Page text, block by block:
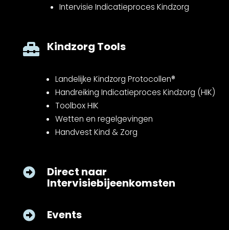
Intervisie Indicatieproces Kindzorg
 Kindzorg Tools
Landelijke Kindzorg Protocollen®
Handreiking Indicatieproces Kindzorg (HIK)
Toolbox HIK
Wetten en regelgevingen
Handvest Kind & Zorg
 Direct naar
Intervisiebijeenkomsten
 Events